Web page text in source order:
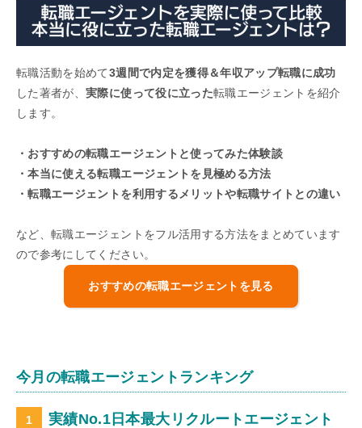
転職活動を始めて3週間で内定を獲得＆年収アップ転職に成功
した著者が、実際に使って役に立った転職エージェントを紹介
します。
・おすすめの転職エージェントと使ってみた体験談
・本当に使える転職エージェントを見極める方法
・転職エージェントを利用するメリットや転職サイトとの違い
など、転職エージェントをフル活用する方法をまとめています
ので参考にしてください。
おすすめの転職エージェントを見る
今月の転職エージェントランキング
実績No.1日本最大リクルートエージェント